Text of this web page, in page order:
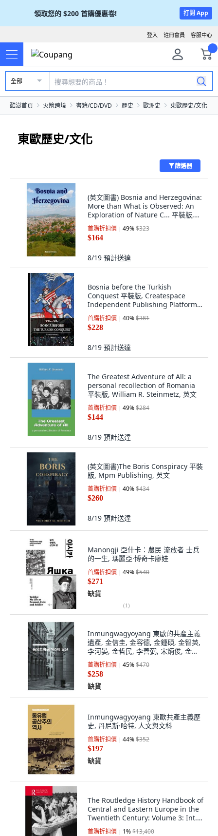
領取您的 $200 首購優惠卷! 打開 App
客服中心
註冊會員
登入
全部
酷澎首頁 火箭跨境 書籍/CD/DVD 歷史 歐洲史 東歐歷史/文化
東歐歷史/文化
篩選器
(英文圖書) Bosnia and Herzegovina:
More than What is Observed: An
Exploration of Nature C... 平裝版,
Independently Published, 英文
首購折扣價 49%$323
$164
8/19 預計送達
Bosnia before the Turkish
Conquest 平裝版, Createspace
Independent Publishing Platform,
英文
首購折扣價 40%$381
$228
8/19 預計送達
The Greatest Adventure of All: a
personal recollection of Romania
平裝版, William R. Steinmetz, 英文
首購折扣價 49%$284
$144
8/19 預計送達
(英文圖書)The Boris Conspiracy 平裝
版, Mpm Publishing, 英文
首購折扣價 40%$434
$260
8/19 預計送達
Manongji 亞什卡：農民 流放者 士兵
的一生, 瑪麗亞·博奇卡廖娃
首購折扣價 49%$540
$271
缺貨
(1)
Inmungwagyoyang 東歐的共產主義
遺產, 金信圭, 金容德, 金鍾碩, 金智英,
李河晏, 金哲民, 李善弼, 宋炳俊, 金相
元
首購折扣價 45%$470
$258
缺貨
Inmungwagyoyang 東歐共產主義歷
史, 丹尼斯·哈特, 人文與文科
首購折扣價 44%$352
$197
缺貨
The Routledge History Handbook of
Central and Eastern Europe in the
Twentieth Century: Volume 3: Int...
精裝版, 英文
首購折扣價 1%$13,400